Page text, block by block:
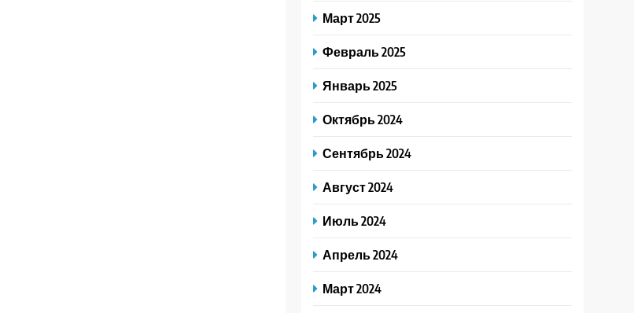
Март 2025
Февраль 2025
Январь 2025
Октябрь 2024
Сентябрь 2024
Август 2024
Июль 2024
Апрель 2024
Март 2024